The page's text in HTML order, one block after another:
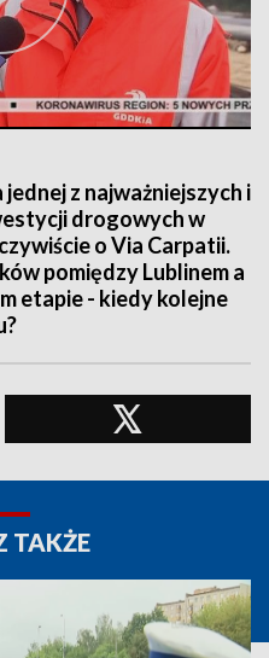
z najważniejszych i
drogowych w
o Via Carpatii.
pomiędzy Lublinem a
etapie - kiedy kolejne
TAKŻE